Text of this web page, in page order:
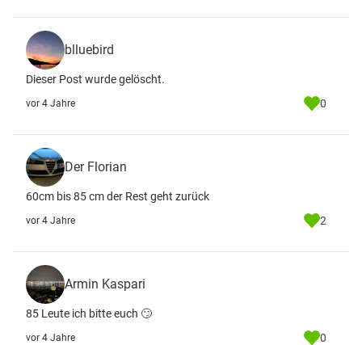
blluebird
Dieser Post wurde gelöscht.
vor 4 Jahre 0
Der Florian
60cm bis 85 cm der Rest geht zurück
vor 4 Jahre 2
Armin Kaspari
85 Leute ich bitte euch 🙄
vor 4 Jahre 0